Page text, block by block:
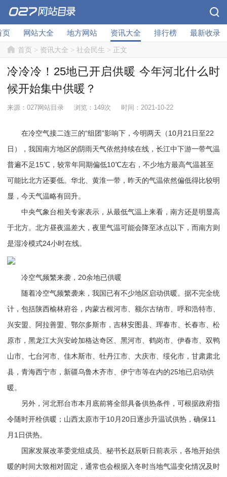
页 网站大全 地方网站 资讯大全 排行榜 最新收录
首页 > 资讯大全 > 社会民生 > 正文
冷冷冷！25地已开启供暖 今年河北什么时
候开始集中供暖？
来源：027网站目录 浏览：149次 时间：2021-10-22
在冷空气接二连三的“组团”影响下，今明两天（10月21日至22
日），我国南方地区的阴雨天气依然持续在线，长江中下游一带气温
普遍不足15℃，较常年同期偏低10℃左右，不少地方最高气温甚至
可能比北方还要低。华北、黄淮一带，昨天的气温依然偏低得比较明
显，今天气温略有回升。
中央气象台相关专家表示，从最低气温上来看，南方还是明显高
于北方。北方昼夜温差大，夜里气温可能会降至冰点以下，而南方则
是湿冷模式24小时在线。
冷空气频繁来袭，20余地已供暖
随着冷空气频繁袭来，我国已有不少地区启动供暖。据不完全统
计，包括陕西榆林府谷，内蒙古根河市、额尔古纳市、呼和浩特市、
兴安盟、阿拉善盟、鄂尔多斯市，吉林安图县、珲春市、长春市、松
原市，黑龙江大兴安岭加格达奇区、黑河市、鹤岗市、伊春市、双鸭
山市、七台河市、佳木斯市、牡丹江市、大庆市、绥化市，甘肃肃北
县，青海西宁市，新疆乌鲁木齐市、伊宁市等在内的25地已启动供
暖。
另外，河北邢台市本月底前将全部具备供热条件，可根据政府指
令随时开栓供暖；山西太原市于10月20日逐步升温试供热，确保11
月1日供热。
国家发展改革委党组成员、秘书长赵辰昕日前表示，各地开始供
暖的时间大致相对固定，通常也会根据入冬时当地气温变化情况及时